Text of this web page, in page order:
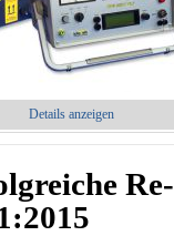
Details anzeigen